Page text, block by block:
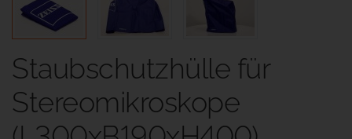
Staubschutzhülle für
Stereomikroskope